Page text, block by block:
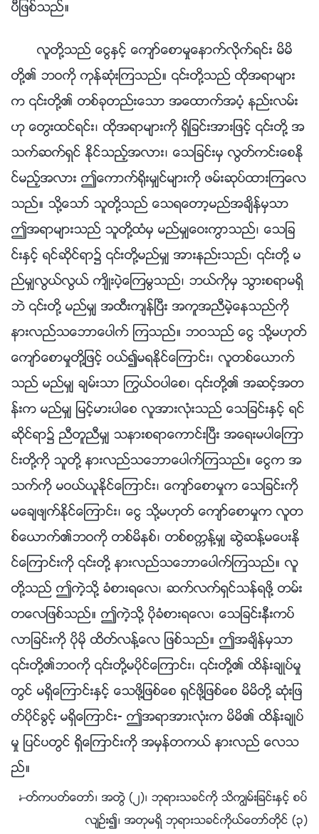
ပီျဖစ္သည္။
လူတို႔သည္ ေငြႏွင့္ ေက်ာ္ေစာမႈေနာက္လိုက္ရင္း မိမိ
တို႔၏ ဘဝကို ကုန္ဆုံးၾကသည္။ ၎တို႔သည္ ထိုအရာမ်ား
က ၎တို႔၏ တစ္ခုတည္းေသာ အေထာက္အပံ့ နည္းလမ္း
ဟု ေတြးထင္ရင္း၊ ထိုအရာမ်ားကို ရွိျခင္းအားျဖင့္ ၎တို႔ အ
သက္ဆက္ရွင္ ႏိုင္သည့္အလား၊ ေသျခင္းမွ လြတ္ကင္းေစႏို
င္မည့္အလား ဤေကာက္႐ိုးမွ်င္မ်ားကို ဖမ္းဆုပ္ထားၾကေလ
သည္။ သို႔ေသာ္ သူတို႔သည္ ေသရေတာ့မည္အခ်ိန္မွသာ
ဤအရာမ်ားသည္ သူတို႔ထံမွ မည္မွ်ေဝးကြာသည္၊ ေသျခ
င္းႏွင့္ ရင္ဆိုင္ရာ၌ ၎တို႔မည္မွ် အားနည္းသည္၊ ၎တို႔ မ
ည္မွ်လြယ္လြယ္ က်ိဳးပဲ့ေၾကမြသည္၊ ဘယ္ကိုမွ သြားစရာမရွိ
ဘဲ ၎တို႔ မည္မွ် အထီးက်န္ၿပီး အကူအညီမဲ့ေနသည္ကို
နားလည္သေဘာေပါက္ ၾကသည္။ ဘဝသည္ ေငြ သို႔မဟုတ္
ေက်ာ္ေစာမႈတို႔ျဖင့္ ဝယ္၍မရႏိုင္ေၾကာင္း၊ လူတစ္ေယာက္
သည္ မည္မွ် ခ်မ္းသာ ႂကြယ္ဝပါေစ၊ ၎တို႔၏ အဆင့္အတ
န္းက မည္မွ် ျမင့္မားပါေစ လူအားလုံးသည္ ေသျခင္းႏွင့္ ရင္
ဆိုင္ရာ၌ ညီတူညီမွ် သနားစရာေကာင္းၿပီး အေရးမပါေၾကာ
င္းတို႔ကို သူတို႔ နားလည္သေဘာေပါက္ၾကသည္။ ေငြက အ
သက္ကို မဝယ္ယူႏိုင္ေၾကာင္း၊ ေက်ာ္ေစာမႈက ေသျခင္းကို
မေခ်ဖ်က္ႏိုင္ေၾကာင္း၊ ေငြ သို႔မဟုတ္ ေက်ာ္ေစာမႈက လူတ
စ္ေယာက္၏ဘဝကို တစ္မိနစ္၊ တစ္စကၠန႔္မွ် ဆြဲဆန႔္မေပးႏို
င္ေၾကာင္းကို ၎တို႔ နားလည္သေဘာေပါက္ၾကသည္။ လူ
တို႔သည္ ဤကဲ့သို႔ ခံစားရေလ၊ ဆက္လက္ရွင္သန္ရဖို႔ တမ္း
တေလျဖစ္သည္။ ဤကဲ့သို႔ ပိုခံစားရေလ၊ ေသျခင္းနီးကပ္
လာျခင္းကို ပိုမို ထိတ္လန႔္ေလ ျဖစ္သည္။ ဤအခ်ိန္မွသာ
၎တို႔၏ဘဝကို ၎တို႔မပိုင္ေၾကာင္း၊ ၎တို႔၏ ထိန္းခ်ဳပ္မႈ
တြင္ မရွိေၾကာင္းႏွင့္ ေသဖို႔ျဖစ္ေစ ရွင္ဖို႔ျဖစ္ေစ မိမိတို႔ ဆုံးျဖ
တ္ပိုင္ခြင့္ မရွိေၾကာင္း- ဤအရာအားလုံးက မိမိ၏ ထိန္းခ်ဳပ္
မႈ ျပင္ပတြင္ ရွိေၾကာင္းကို အမွန္တကယ္ နားလည္ ေလသ
ည္။
—ႏႈတ္ကပတ္ေတာ္၊ အတြဲ (၂)၊ ဘုရားသခင္ကို သိကြၽမ္းျခင္းႏွင့္ စပ္
လ်ဥ္း၍၊ အတုမရွိ ဘုရားသခင္ကိုယ္ေတာ္တိုင္ (၃)